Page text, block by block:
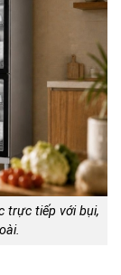
trực tiếp với bụi,